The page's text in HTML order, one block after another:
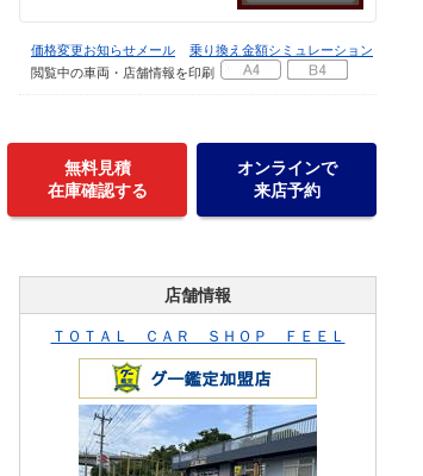
価格変更お知らせメール
乗り換え金額シミュレーション
閲覧中の車両・店舗情報を印刷
無料見積
在庫確認する
オンラインで
来店予約
店舗情報
ＴＯＴＡＬ ＣＡＲ ＳＨＯＰ ＦＥＥＬ